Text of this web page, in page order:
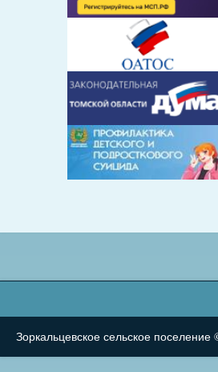
Зоркальцевское сельское поселение